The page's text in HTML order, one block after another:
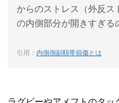
からのストレス（外反ス
の内側部分が開きすぎる
引用： 内側側副靱帯損傷とは